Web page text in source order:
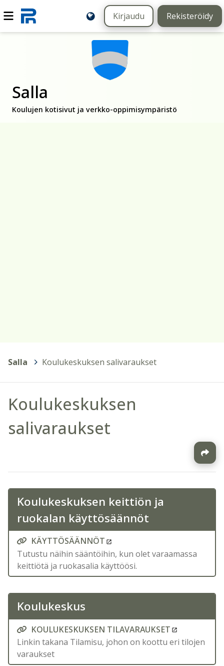
Kirjaudu Rekisteröidy
Salla
Koulujen kotisivut ja verkko-oppimisympäristö
Salla Koulukeskuksen salivaraukset
Koulukeskuksen
salivaraukset
Koulukeskuksen keittiön ja
ruokalan käyttösäännöt
KÄYTTÖSÄÄNNÖT
Tutustu näihin sääntöihin, kun olet varaamassa
keittiötä ja ruokasalia käyttöösi.
Koulukeskus
KOULUKESKUKSEN TILAVARAUKSET
Linkin takana Tilamisu, johon on koottu eri tilojen
varaukset